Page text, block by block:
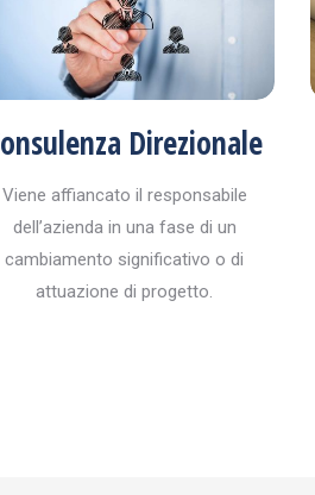
Direzionale
Viene affiancato il responsabile
dell’azienda in una fase di un
cambiamento significativo o di
attuazione di progetto.